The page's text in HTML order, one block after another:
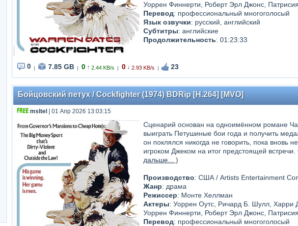
Уоррен Финнерти, Роберт Эрл Джонс,
Перевод: профессиональный многоголосый
Язык озвучки: русский, английский
Субтитры: английские
Продолжительность: 01:23:33
0 7.85 GB 0 ↑ 2.44 KB/s 0 ↓ 2.93 KB/s 23
Бойцовский петух / Cockfighter (1974) BDRip [H.264] [MVO]
msltel | 01 Апр 2026 13:03:15
Сценарий основан на одноимённом романе
выиграть Петушиные бои года и получить
он поклялся никогда не говорить, пока вновь
игроком Джеком на итог предстоящей
дальше... )
Производство: США / Artists Entertainment
Жанр: драма
Режиссер: Монте Хеллман
Актеры: Уоррен Оутс, Ричард Б. Шулл, Харри
Уоррен Финнерти, Роберт Эрл Джонс,
Перевод: профессиональный многоголосый